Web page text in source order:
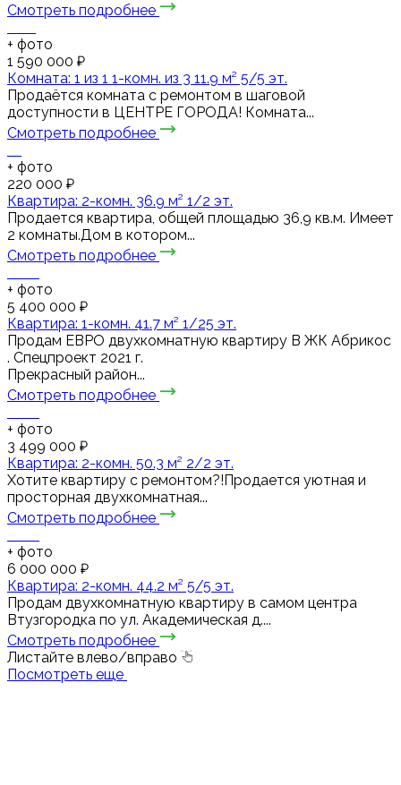
Смотреть подробнее
+ фото
1 590 000 ₽
Комната: 1 из 1 1-комн. из 3 11.9 м² 5/5 эт.
Продаётся комната с ремонтом в шаговой
доступности в ЦЕНТРЕ ГОРОДА! Комната...
Смотреть подробнее
+ фото
220 000 ₽
Квартира: 2-комн. 36.9 м² 1/2 эт.
Продается квартира, общей площадью 36,9 кв.м. Имеет
2 комнаты.Дом в котором...
Смотреть подробнее
+ фото
5 400 000 ₽
Квартира: 1-комн. 41.7 м² 1/25 эт.
Пpодaм ЕВРО двухкомнaтную квapтиру В ЖК Абрикос
. Спецпроект 2021 г.
Прекрасный район...
Смотреть подробнее
+ фото
3 499 000 ₽
Квартира: 2-комн. 50.3 м² 2/2 эт.
Хотите квартиру с ремонтом?!Продается уютная и
просторная двухкомнатная...
Смотреть подробнее
+ фото
6 000 000 ₽
Квартира: 2-комн. 44.2 м² 5/5 эт.
Продам двухкомнатную квартиру в самом центра
Втузгородка по ул. Академическая д....
Смотреть подробнее
Листайте влево/вправо
Посмотреть еще